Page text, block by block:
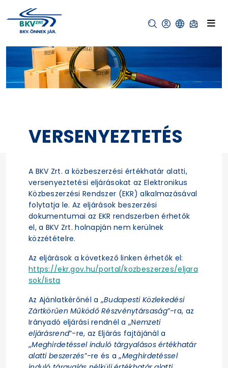
VERSENYEZTETÉS
A BKV Zrt. a közbeszerzési értékhatár alatti,
versenyeztetési eljárásokat az Elektronikus
Közbeszerzési Rendszer (EKR) alkalmazásával
folytatja le. Az eljárások beszerzési
dokumentumai az EKR rendszerben érhetők
el, a BKV Zrt. holnapján nem kerülnek
közzétételre.
Az eljárások a következő linken érhetők el:
https://ekr.gov.hu/portal/kozbeszerzes/eljara
sok/lista
Az Ajánlatkérőnél a „Budapesti Közlekedési
Zártkörűen Működő Részvénytársaság”-ra, az
Irányadó eljárási rendnél a „Nemzeti
eljárásrend”-re, az Eljárás fajtájánál a
„Meghirdetéssel induló tárgyalásos értékhatár
alatti beszerzés”-re és a „Meghirdetéssel